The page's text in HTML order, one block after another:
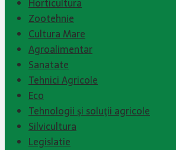
Zootehnie
Cultura Mare
Agroalimentar
Sanatate
Tehnici Agricole
Eco
Tehnologii şi soluţii agricole
Silvicultura
Legislatie